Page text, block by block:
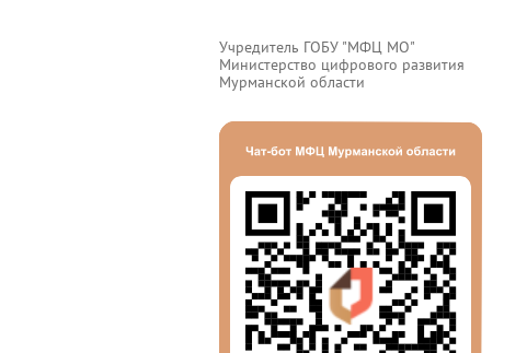
Учредитель ГОБУ "МФЦ МО"
Министерство цифрового развития
Мурманской области